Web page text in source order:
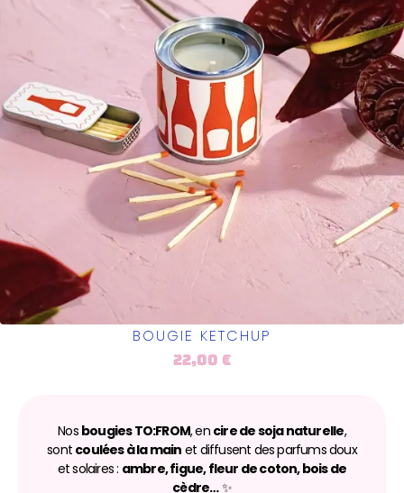
BOUGIE KETCHUP
22,00 €
Nos bougies TO:FROM, en cire de soja naturelle,
sont coulées à la main et diffusent des parfums doux
et solaires : ambre, figue, fleur de coton, bois de
cèdre…✨